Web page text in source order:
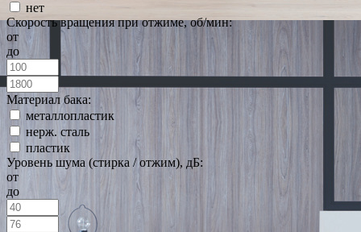
нет
Скорость вращения при отжиме, об/мин:
от
до
Материал бака:
металлопластик
нерж. сталь
пластик
Уровень шума (стирка / отжим), дБ:
от
до